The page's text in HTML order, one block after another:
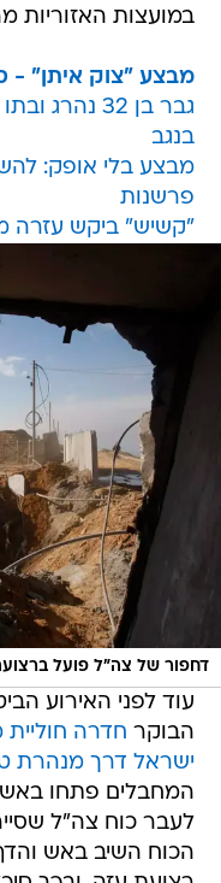
במועצות האזוריות
מבצע "צוק איתן" -
גבר בן 32
בנגב
מבצע בלי אופק:
פרשנות
"קשיש" ביקש עזרה
דחפור של צה"ל פועל
עוד לפני האירוע
הבוקר חדרה
ישראל דרך מנהרת
המחבלים פתחו באש
לעבר כוח צה"ל
הכוח השיב באש